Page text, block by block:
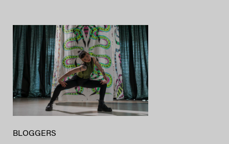
BLOGGERS